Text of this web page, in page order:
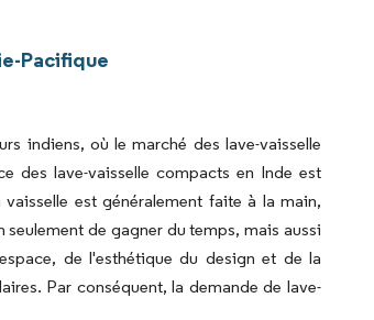
Pacifique
indiens, où le marché des lave-vaisselle
des lave-vaisselle compacts en Inde est
est généralement faite à la main,
de gagner du temps, mais aussi
de l'esthétique du design et de la
Par conséquent, la demande de lave-